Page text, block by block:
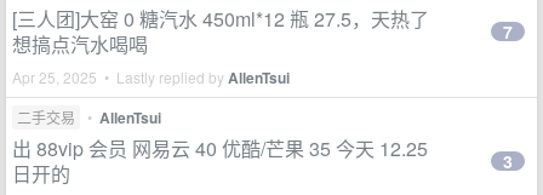
[三人团]大窑 0 糖汽水 450ml*12 瓶 27.5，天热了
想搞点汽水喝喝
Apr 25, 2025 • Lastly replied byAllenTsui
7
二手交易 • AllenTsui
出 88vip 会员 网易云 40 优酷/芒果 35 今天 12.25
日开的
3